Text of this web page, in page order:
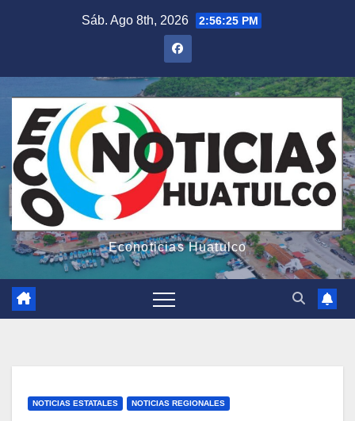
Sáb. Ago 8th, 2026 2:56:27 PM
Econoticias Huatulco
NOTICIAS ESTATALES NOTICIAS REGIONALES